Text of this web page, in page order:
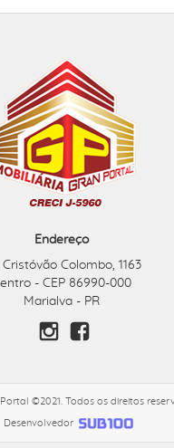
Endereço
Cristóvão Colombo, 1163
- CEP 86990-000
Marialva - PR
©2021. Todos os direitos
Desenvolvedor